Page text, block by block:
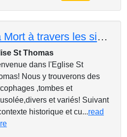
La Mort à travers les siecles!
St Thomas
dans l'Eglise St
Nous y trouverons des
,tombes et
et variés! Suivant
historique et cu...read